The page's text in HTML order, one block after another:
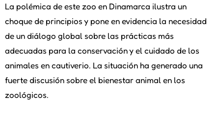
La polémica de este zoo en Dinamarca ilustra un
choque de principios y pone en evidencia la necesidad
de un diálogo global sobre las prácticas más
adecuadas para la conservación y el cuidado de los
animales en cautiverio. La situación ha generado una
fuerte discusión sobre el bienestar animal en los
zoológicos.